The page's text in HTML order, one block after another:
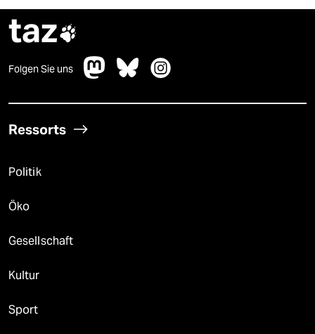
taz
Folgen Sie uns
Ressorts
Politik
Öko
Gesellschaft
Kultur
Sport